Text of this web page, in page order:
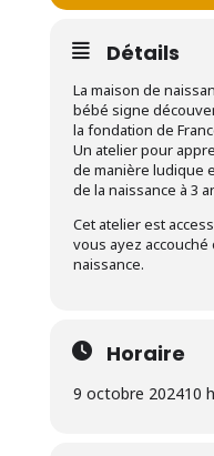
Détails
La maison de
bébé signe
la fondation de
Un atelier pour
de manière ludique
de la naissance à 3
Cet atelier est
vous ayez accouché
naissance.
Horaire
9 octobre 202410